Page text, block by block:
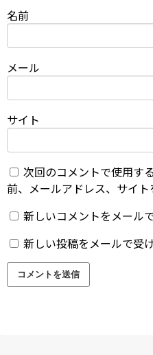
名前
メール
サイト
次回のコメントで使用す
前、メールアドレス、サイト
新しいコメントをメール
新しい投稿をメールで受